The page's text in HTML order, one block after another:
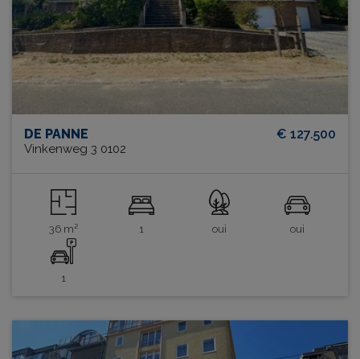
€ 127.500
DE PANNE
Vinkenweg 3 0102
36 m² 1 oui oui
1